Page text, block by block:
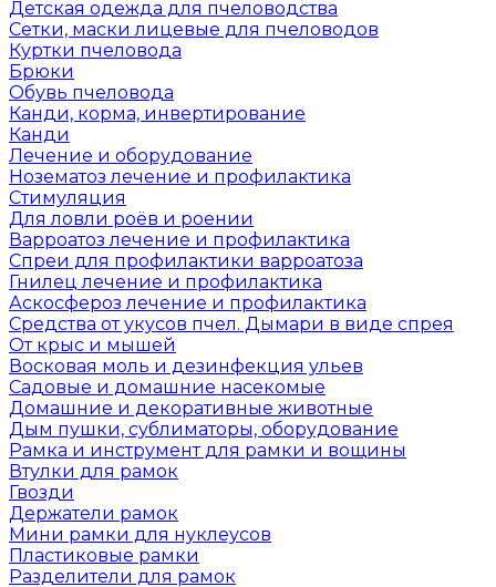
Детская одежда для пчеловодства
Сетки, маски лицевые для пчеловодов
Куртки пчеловода
Брюки
Обувь пчеловода
Канди, корма, инвертирование
Канди
Лечение и оборудование
Нозематоз лечение и профилактика
Стимуляция
Для ловли роёв и роении
Варроатоз лечение и профилактика
Спреи для профилактики варроатоза
Гнилец лечение и профилактика
Аскосфероз лечение и профилактика
Средства от укусов пчел. Дымари в виде спрея
От крыс и мышей
Восковая моль и дезинфекция ульев
Садовые и домашние насекомые
Домашние и декоративные животные
Дым пушки, сублиматоры, оборудование
Рамка и инструмент для рамки и вощины
Втулки для рамок
Гвозди
Держатели рамок
Мини рамки для нуклеусов
Пластиковые рамки
Разделители для рамок